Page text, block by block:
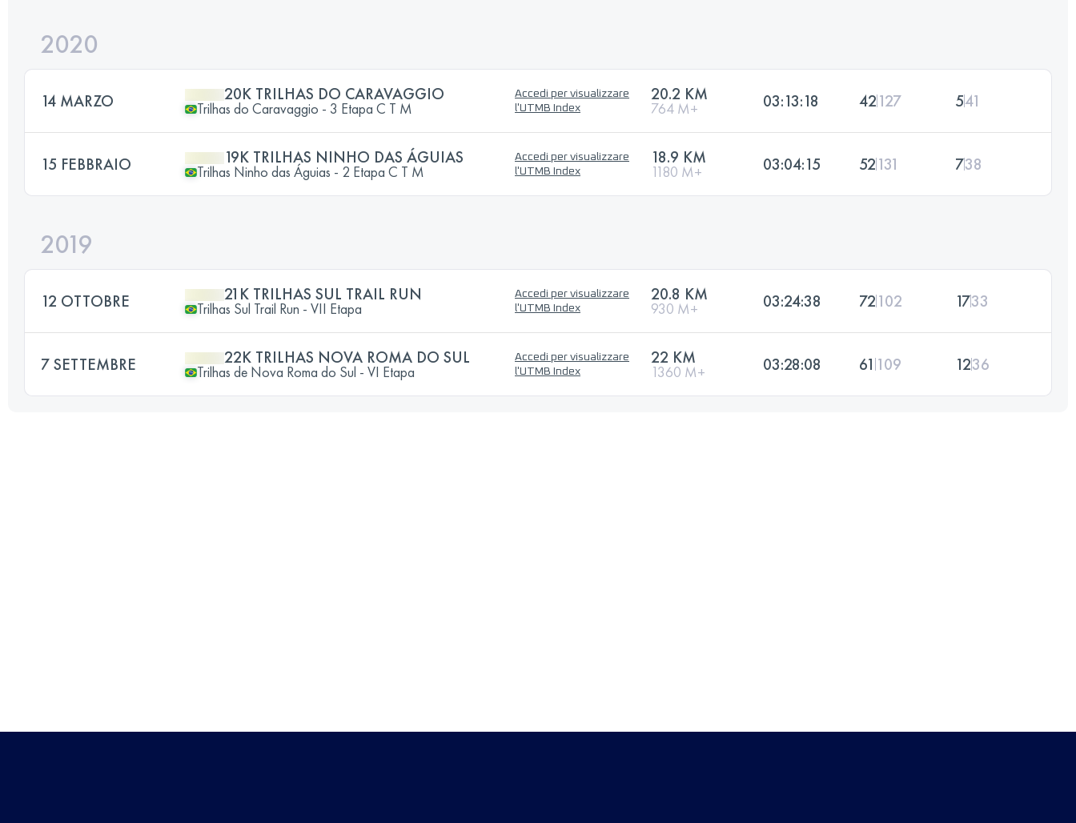
2020
14 MARZO 20K TRILHAS DO CARAVAGGIO
Trilhas do Caravaggio - 3 Etapa C T M
Accedi per visualizzare
l'UTMB Index
20.2 KM
764 M+ 03:13:18 42127 541
15 FEBBRAIO 19K TRILHAS NINHO DAS ÁGUIAS
Trilhas Ninho das Águias - 2 Etapa C T M
Accedi per visualizzare
l'UTMB Index
18.9 KM
1180 M+ 03:04:15 52131 738
2019
12 OTTOBRE 21K TRILHAS SUL TRAIL RUN
Trilhas Sul Trail Run - VII Etapa
Accedi per visualizzare
l'UTMB Index
20.8 KM
930 M+ 03:24:38 72102 1733
7 SETTEMBRE 22K TRILHAS NOVA ROMA DO SUL
Trilhas de Nova Roma do Sul - VI Etapa
Accedi per visualizzare
l'UTMB Index
22 KM
1360 M+ 03:28:08 61 109 1236